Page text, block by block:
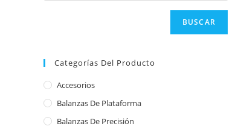
BUSCAR
Categorías Del Producto
Accesorios
Balanzas De Plataforma
Balanzas De Precisión